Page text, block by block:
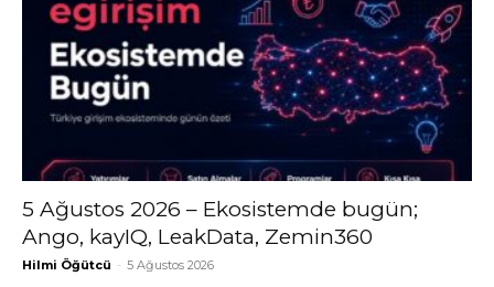
5 Ağustos 2026 – Ekosistemde bugün;
Ango, kayIQ, LeakData, Zemin360
Hilmi Öğütcü - 5 Ağustos 2026